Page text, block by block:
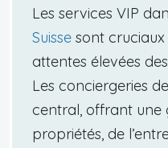
Les services VIP
Suisse sont
attentes élevées
Les conciergeries
central, offrant une
propriétés, de